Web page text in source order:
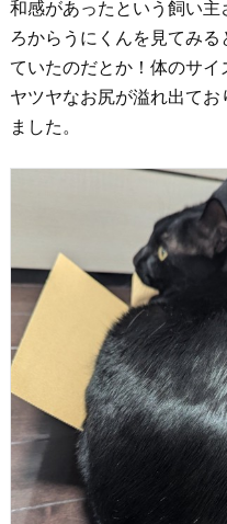
和感があったという飼い
ろからうにくんを見てみ
ていたのだとか！体のサ
ヤツヤなお尻が溢れ出て
ました。